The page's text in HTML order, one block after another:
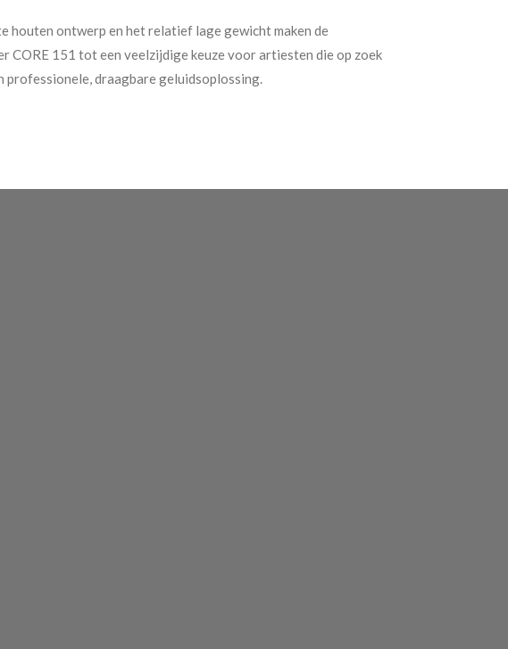
houten ontwerp en het relatief lage gewicht maken de
CORE 151 tot een veelzijdige keuze voor artiesten die op zoek
professionele, draagbare geluidsoplossing.